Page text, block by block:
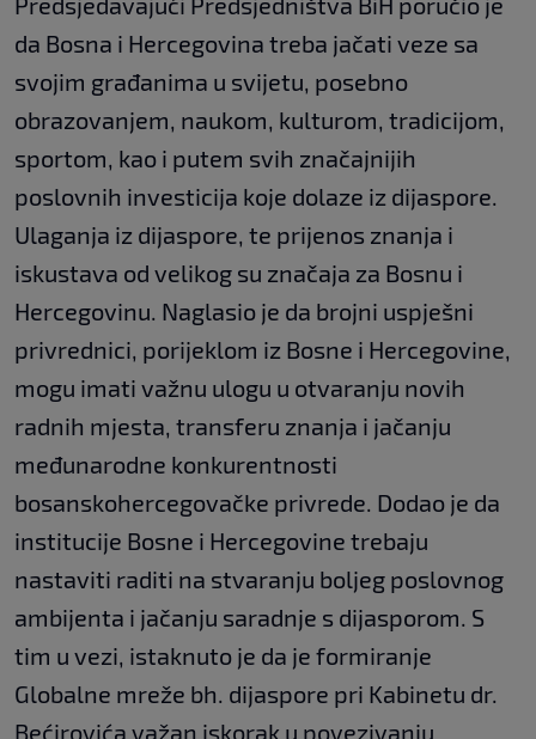
da Bosna i Hercegovina treba jačati veze sa
svojim građanima u svijetu, posebno
obrazovanjem, naukom, kulturom, tradicijom,
sportom, kao i putem svih značajnijih
poslovnih investicija koje dolaze iz dijaspore.
Ulaganja iz dijaspore, te prijenos znanja i
iskustava od velikog su značaja za Bosnu i
Hercegovinu. Naglasio je da brojni uspješni
privrednici, porijeklom iz Bosne i Hercegovine,
mogu imati važnu ulogu u otvaranju novih
radnih mjesta, transferu znanja i jačanju
međunarodne konkurentnosti
bosanskohercegovačke privrede. Dodao je da
institucije Bosne i Hercegovine trebaju
nastaviti raditi na stvaranju boljeg poslovnog
ambijenta i jačanju saradnje s dijasporom. S
tim u vezi, istaknuto je da je formiranje
Globalne mreže bh. dijaspore pri Kabinetu dr.
Bećirovića važan iskorak u povezivanju